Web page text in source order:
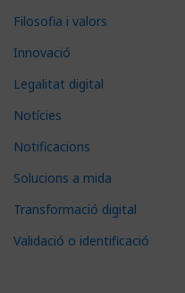
Filosofia i valors
Innovació
Legalitat digital
Notícies
Notificacions
Solucions a mida
Transformació digital
Validació o identificació